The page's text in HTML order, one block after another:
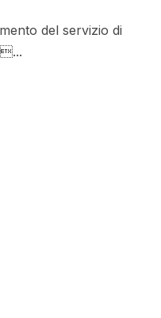
del servizio di